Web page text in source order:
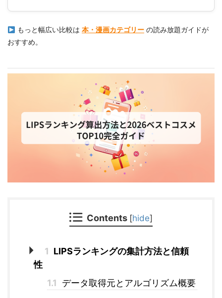
もっと幅広い比較は 本・漫画カテゴリーの読み放題ガイドが
おすすめ。
Contents [hide]
1 LIPSランキングの集計方法と信頼
性
1.1
データ取得元とアルゴリズム概要